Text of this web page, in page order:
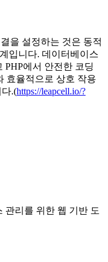
을 설정하는 것은 동적
입니다. 데이터베이스
PHP에서 안전한 코딩
효율적으로 상호 작용
.(https://leapcell.io/?
관리를 위한 웹 기반 도